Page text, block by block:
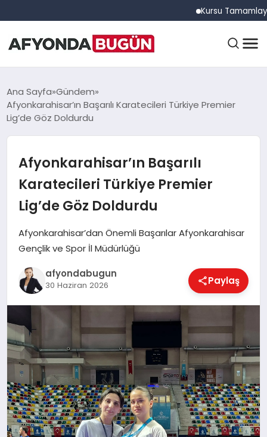
Kursu Tamamlayan
ANASAYFA
GÜNDEM
EĞITIM
EKONOMI
MAGAZIN
SAĞLIK
SIYASET
Ana Sayfa Gündem
Afyonkarahisar’ın Başarılı Karatecileri Türkiye Premier
Lig’de Göz Doldurdu
Afyonkarahisar’ın Başarılı
Karatecileri Türkiye Premier
Lig’de Göz Doldurdu
Afyonkarahisar’dan Önemli Başarılar Afyonkarahisar
Gençlik ve Spor İl Müdürlüğü
afyondabugun
30 Haziran 2026 Paylaş